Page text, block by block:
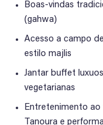
Boas-vindas
(gahwa)
Acesso a campo
estilo majlis
Jantar buffet
vegetarianas
Entretenimento ao
Tanoura e